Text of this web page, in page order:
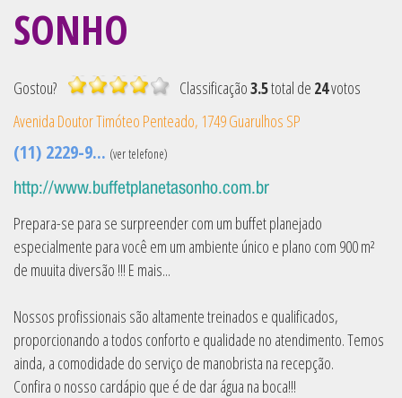
SONHO
Gostou? Classificação3.5total de 24votos
Avenida Doutor Timóteo Penteado, 1749Guarulhos SP
(11) 2229-9... (ver telefone)
http://www.buffetplanetasonho.com.br
Prepara-se para se surpreender com um buffet planejado
especialmente para você em um ambiente único e plano com 900 m²
de muuita diversão !!! E mais...
Nossos profissionais são altamente treinados e qualificados,
proporcionando a todos conforto e qualidade no atendimento. Temos
ainda, a comodidade do serviço de manobrista na recepção.
Confira o nosso cardápio que é de dar água na boca!!!